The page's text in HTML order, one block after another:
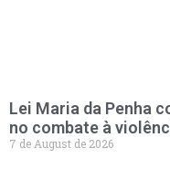
Lei Maria da Penha
no combate à
7 de August de 2026